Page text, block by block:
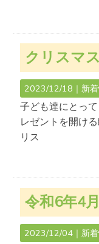
クリスマ
2023/12/18｜新
子ども達にとっ
レゼントを開け
リス
令和6年4月度
2023/12/04｜新